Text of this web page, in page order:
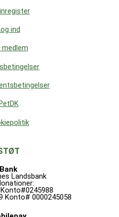
ind
medlem
PetDK
Bank
Landsbank
Konto# 0000245058